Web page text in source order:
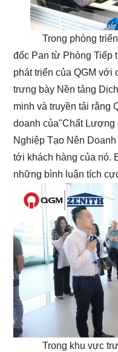
Trong phòng triển
đốc Pan từ Phòng Tiếp
phát triển của QGM với
trưng bày Nền tảng
minh và truyền tải rằng
doanh của"Chất Lượng
Nghiệp Tạo Nên
tới khách hàng của nó.
những bình luận tích
Trong khu vực